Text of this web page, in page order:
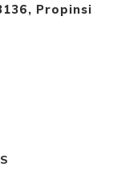
Propinsi